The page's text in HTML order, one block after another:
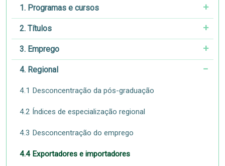
1. Programas e cursos
2. Títulos
3. Emprego
4. Regional
4.1 Desconcentração da pós-graduação
4.2 Índices de especialização regional
4.3 Desconcentração do emprego
4.4 Exportadores e importadores